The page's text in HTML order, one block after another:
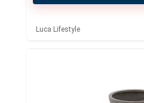
Luca Lifestyle